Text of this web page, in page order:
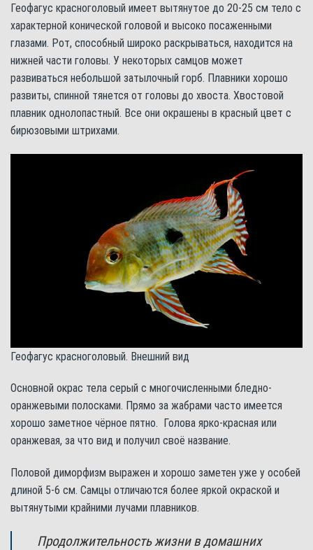
Геофагус красноголовый имеет вытянутое до 20-25 см тело с
характерной конической головой и высоко посаженными
глазами. Рот, способный широко раскрываться, находится на
нижней части головы. У некоторых самцов может
развиваться небольшой затылочный горб. Плавники хорошо
развиты, спинной тянется от головы до хвоста. Хвостовой
плавник однолопастный. Все они окрашены в красный цвет с
бирюзовыми штрихами.
Геофагус красноголовый. Внешний вид
Основной окрас тела серый с многочисленными бледно-
оранжевыми полосками. Прямо за жабрами часто имеется
хорошо заметное чёрное пятно. Голова ярко-красная или
оранжевая, за что вид и получил своё название.
Половой диморфизм выражен и хорошо заметен уже у особей
длиной 5-6 см. Самцы отличаются более яркой окраской и
вытянутыми крайними лучами плавников.
Продолжительность жизни в домашних